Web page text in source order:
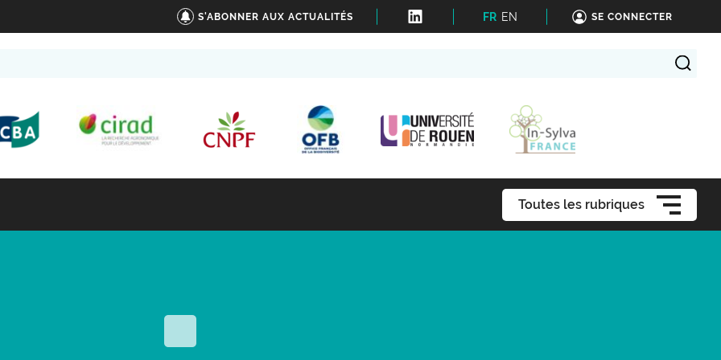
S'ABONNER AUX ACTUALITÉS FR EN SE CONNECTER
Toutes les rubriques